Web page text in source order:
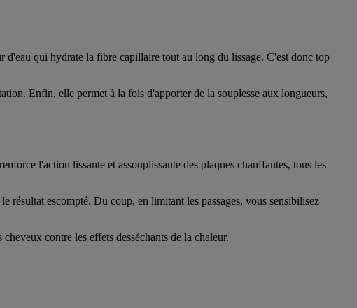
d'eau qui hydrate la fibre capillaire tout au long du lissage. C'est donc top
Enfin, elle permet à la fois d'apporter de la souplesse aux longueurs,
l'action lissante et assouplissante des plaques chauffantes, tous les
résultat escompté. Du coup, en limitant les passages, vous sensibilisez
contre les effets desséchants de la chaleur.